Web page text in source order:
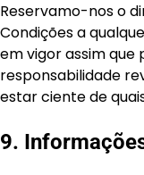
Reservamo-nos o
Condições a
em vigor assim que
responsabilidade
estar ciente de
9.